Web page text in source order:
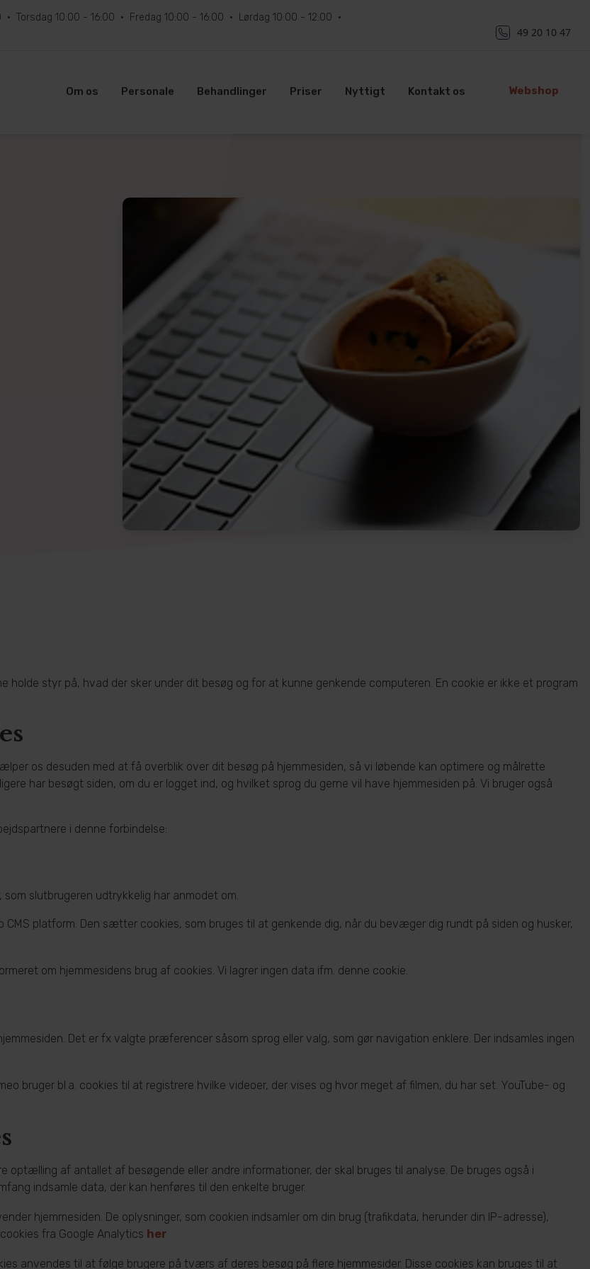
Torsdag 10:00 - 16:00 Fredag 10:00 - 16:00 Lørdag 10:00 - 12:00
49 20 10 47
Om os Personale Behandlinger Priser Nyttigt Kontakt os Webshop
holde styr på, hvad der sker under dit besøg og for at kunne genkende computeren. En cookie er ikke et program
os desuden med at få overblik over dit besøg på hjemmesiden, så vi løbende kan optimere og målrette
har besøgt siden, om du er logget ind, og hvilket sprog du gerne vil have hjemmesiden på. Vi bruger også
i denne forbindelse:
slutbrugeren udtrykkelig har anmodet om.
CMS platform. Den sætter cookies, som bruges til at genkende dig, når du bevæger dig rundt på siden og husker,
om hjemmesidens brug af cookies. Vi lagrer ingen data ifm. denne cookie.
Det er fx valgte præferencer såsom sprog eller valg, som gør navigation enklere. Der indsamles ingen
bruger bl.a. cookies til at registrere hvilke videoer, der vises og hvor meget af filmen, du har set. YouTube- og
af antallet af besøgende eller andre informationer, der skal bruges til analyse. De bruges også i
indsamle data, der kan henføres til den enkelte bruger.
hjemmesiden. De oplysninger, som cookien indsamler om din brug (trafikdata, herunder din IP-adresse),
fra Google Analytics her
anvendes til at følge brugere på tværs af deres besøg på flere hjemmesider. Disse cookies kan bruges til at